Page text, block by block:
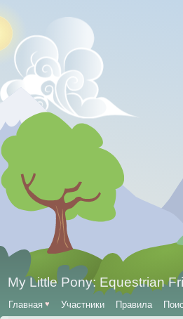
My Little Pony: Equestrian
Главная ♥ Участники Правила